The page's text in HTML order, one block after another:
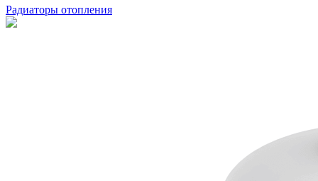
Радиаторы отопления